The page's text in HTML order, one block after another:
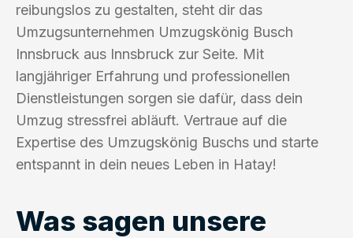
reibungslos zu gestalten, steht dir das
Umzugsunternehmen Umzugskönig Busch
Innsbruck aus Innsbruck zur Seite. Mit
langjähriger Erfahrung und professionellen
Dienstleistungen sorgen sie dafür, dass dein
Umzug stressfrei abläuft. Vertraue auf die
Expertise des Umzugskönig Buschs und starte
entspannt in dein neues Leben in Hatay!
Was sagen unsere